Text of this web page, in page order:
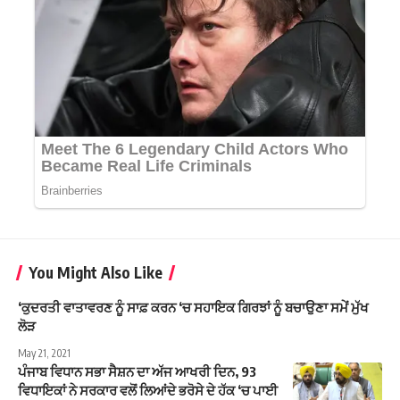
You Might Also Like
‘ਕੁਦਰਤੀ ਵਾਤਾਵਰਣ ਨੂੰ ਸਾਫ਼ ਕਰਨ ‘ਚ ਸਹਾਇਕ ਗਿਰਝਾਂ ਨੂੰ ਬਚਾਉਣਾ ਸਮੇਂ ਮੁੱਖ
ਲੋੜ
May 21, 2021
ਪੰਜਾਬ ਵਿਧਾਨ ਸਭਾ ਸੈਸ਼ਨ ਦਾ ਅੱਜ ਆਖਰੀ ਦਿਨ, 93
ਵਿਧਾਇਕਾਂ ਨੇ ਸਰਕਾਰ ਵਲੋਂ ਲਿਆਂਦੇ ਭਰੋਸੇ ਦੇ ਹੱਕ ‘ਚ ਪਾਈ